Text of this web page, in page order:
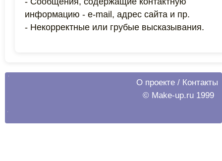
информацию - e-mail, адрес сайта и пр.
- Некорректные или грубые высказывания.
О проекте / Контакты
© Make-up.ru 1999